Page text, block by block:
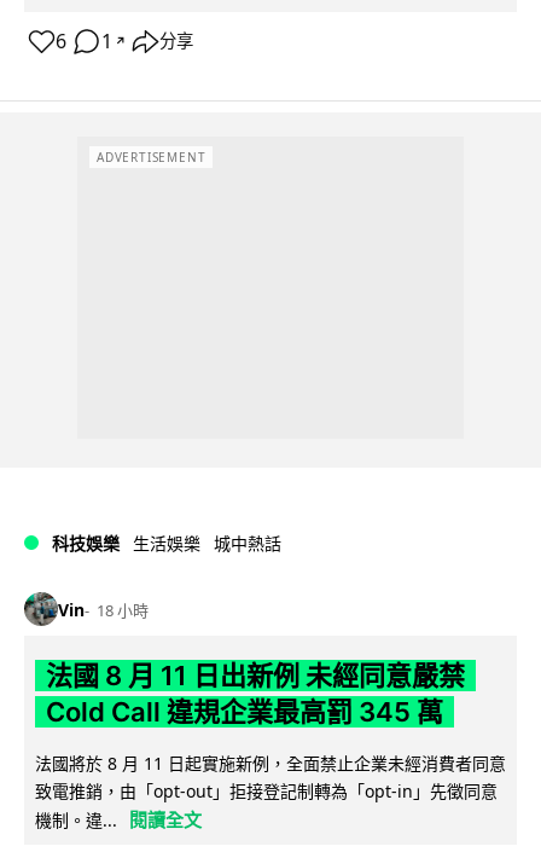
6 1 ↗ 分享
ADVERTISEMENT
科技娛樂 生活娛樂 城中熱話
Vin 18 小時
法國 8 月 11 日出新例 未經同意嚴禁
Cold Call 違規企業最高罰 345 萬
法國將於 8 月 11 日起實施新例，全面禁止企業未經消費者同意
致電推銷，由「opt-out」拒接登記制轉為「opt-in」先徵同意
機制。違...
閱讀全文